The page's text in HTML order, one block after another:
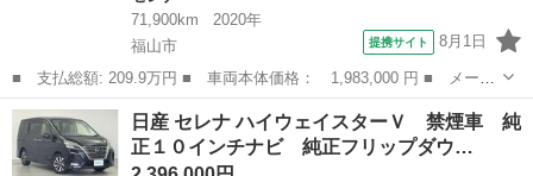
71,900km
2020年
福山市
提携サイト 8月1日
■ 支払総額: 209.9万円 ■ 車両本体価格： 1,983,000 円 ■ メーカ
ー名： 日産 ■ 車種名： セレナ ■ グレード名： ハイウェイス
ターＶ 後席モニター ＳＤナビ 全周囲カメラ 両側電動ドア プ
ロパイロ...
広島 福山市 セレナ
日産 セレナ ハイウェイスターＶ 禁煙車 純
正１０インチナビ 純正フリップダウ…